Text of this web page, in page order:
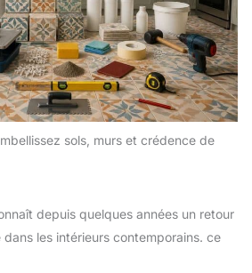
sols, murs et crédence de
depuis quelques années un retour
les intérieurs contemporains. ce